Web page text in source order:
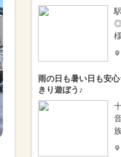
◎
雨の日も暑い日も安
きり遊ぼう♪